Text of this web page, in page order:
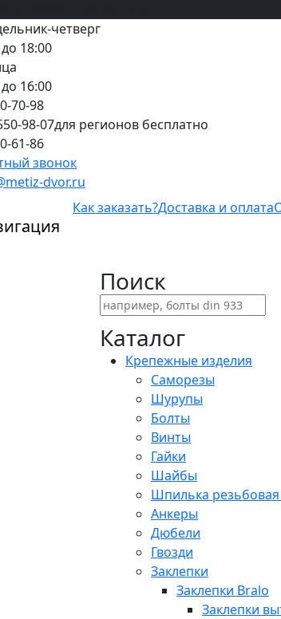
четверг
18:00
16:00
70-98
98-07для регионов бесплатно
61-86
звонок
dvor.ru
Как заказать?Доставка и оплата
Поиск
Каталог
Крепежные изделия
Саморезы
Шурупы
Болты
Винты
Гайки
Шайбы
Шпилька резьбовая
Анкеры
Дюбели
Гвозди
Заклепки
Заклепки Bralo
Заклепки